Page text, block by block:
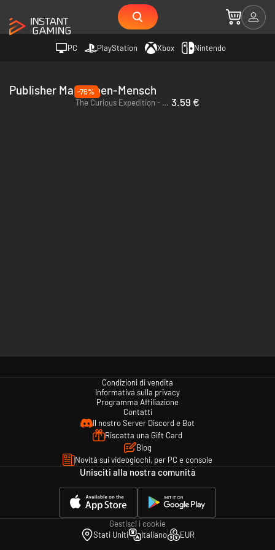
PC PlayStation Xbox Nintendo
Publisher Maschinen-Mensch
-76%
The Curious Expedition - PC & Mac (Steam) 3.59 €
Condizioni di vendita
Informativa sulla privacy
Programma Affiliazione
Contatti
Il nostro Server Discord e Bot
Riscatta una Gift Card
Blog
Novità sui videogiochi, per PC e console
Unisciti alla nostra comunità
Gestisci i cookie
Stati Uniti
Italiano EUR